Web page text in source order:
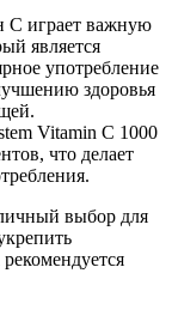
C играет важную
является
употребление
здоровья
Vitamin C 1000
что делает
выбор для